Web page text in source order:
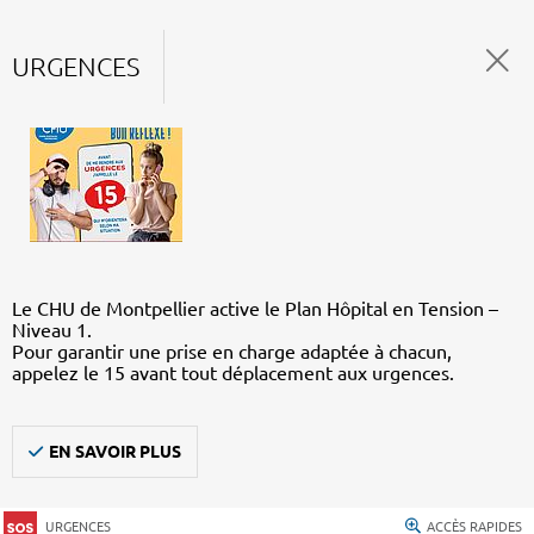
URGENCES
Le CHU de Montpellier active le Plan Hôpital en Tension –
Niveau 1.
Pour garantir une prise en charge adaptée à chacun,
appelez le 15 avant tout déplacement aux urgences.
EN SAVOIR PLUS
URGENCES ACCÈS RAPIDES